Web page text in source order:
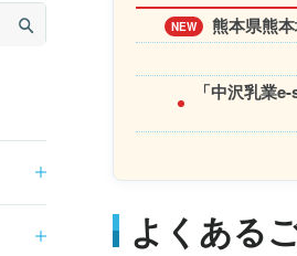
NEW 熊本県熊
「中沢乳業
よくある